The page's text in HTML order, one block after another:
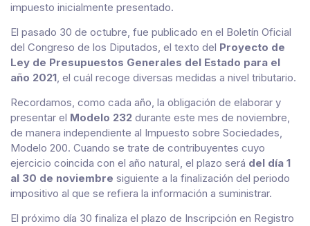
impuesto inicialmente presentado.
El pasado 30 de octubre, fue publicado en el Boletín Oficial
del Congreso de los Diputados, el texto del Proyecto de
Ley de Presupuestos Generales del Estado para el
año 2021, el cuál recoge diversas medidas a nivel tributario.
Recordamos, como cada año, la obligación de elaborar y
presentar el Modelo 232 durante este mes de noviembre,
de manera independiente al Impuesto sobre Sociedades,
Modelo 200. Cuando se trate de contribuyentes cuyo
ejercicio coincida con el año natural, el plazo será del día 1
al 30 de noviembre siguiente a la finalización del periodo
impositivo al que se refiera la información a suministrar.
El próximo día 30 finaliza el plazo de Inscripción en Registro